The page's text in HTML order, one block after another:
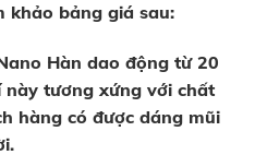
khảo bảng giá sau:
Hàn dao động từ 20
tương xứng với chất
hàng có được dáng mũi